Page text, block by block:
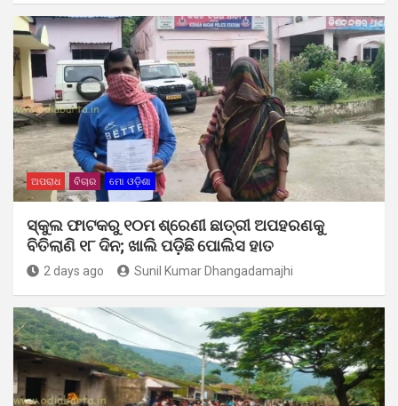
ଅପରାଧ ବିଚାର ମୋ ଓଡ଼ିଶା
ସ୍କୁଲ ଫାଟକରୁ ୧୦ମ ଶ୍ରେଣୀ ଛାତ୍ରୀ ଅପହରଣକୁ
ବିତିଲାଣି ୧୮ ଦିନ; ଖାଲି ପଡ଼ିଛି ପୋଲିସ ହାତ
2 days ago Sunil Kumar Dhangadamajhi